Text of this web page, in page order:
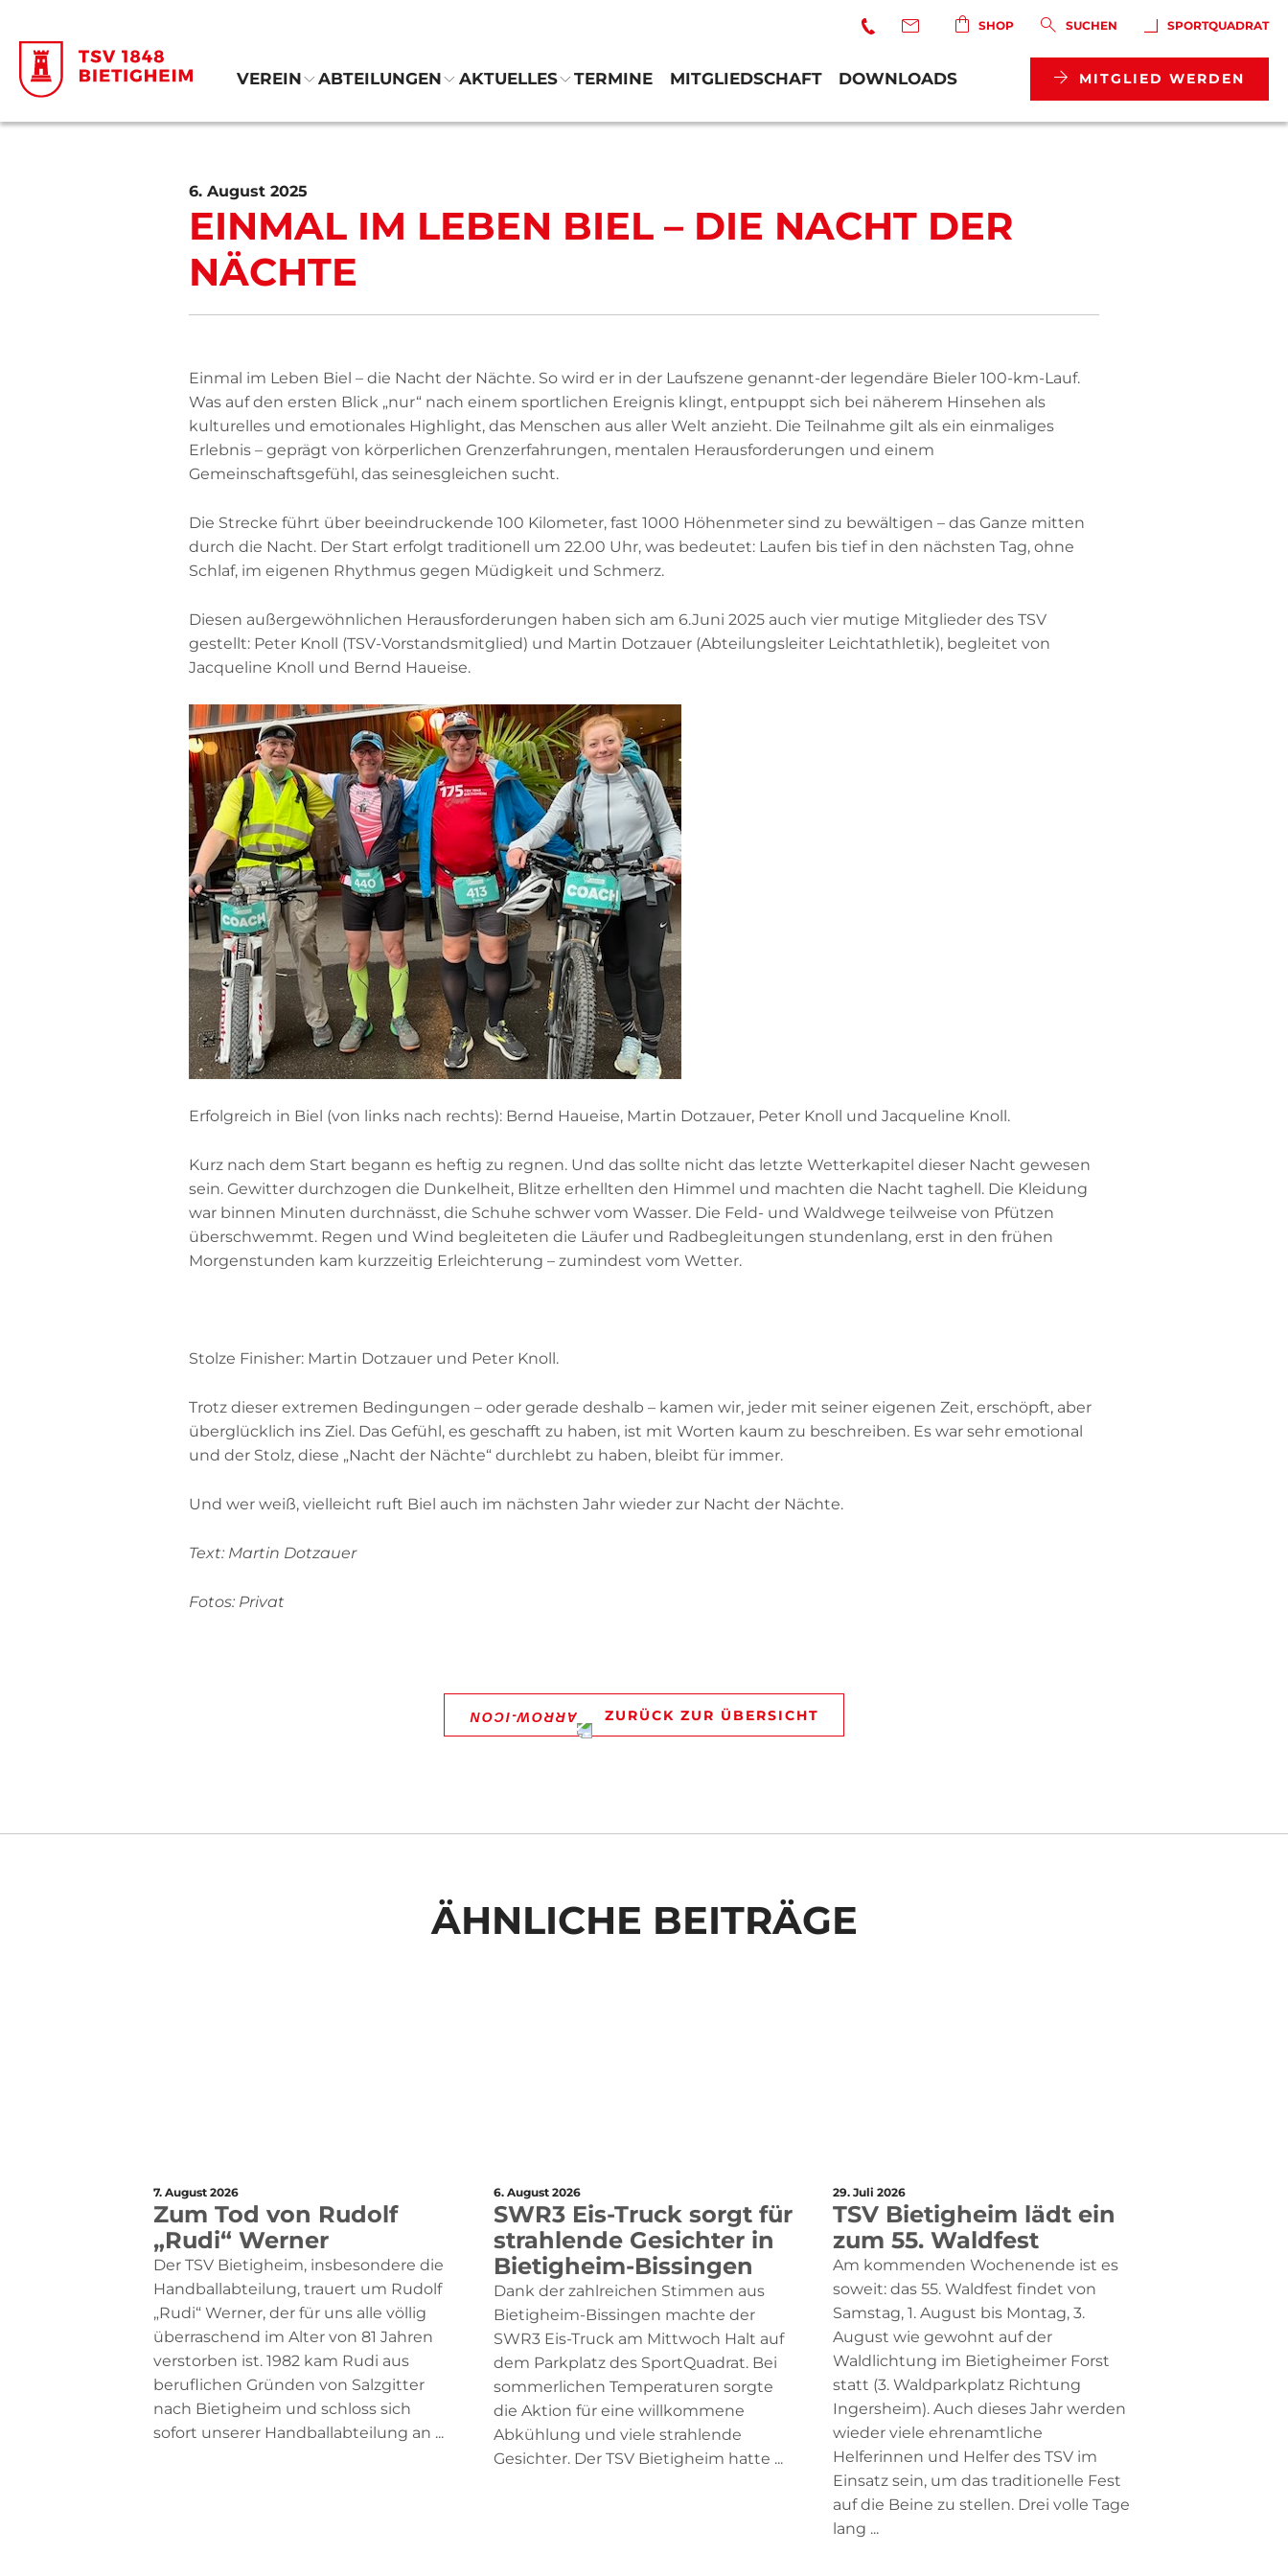
SHOP SUCHEN SPORTQUADRAT
VEREIN ABTEILUNGEN AKTUELLES TERMINE MITGLIEDSCHAFT DOWNLOADS MITGLIED WERDEN
Verein
Aktuelles
Downloads
07142 43561
INFO@TSVBIETIGHEIM.DE
SHOP
SUCHEN
6. August 2025
EINMAL IM LEBEN BIEL – DIE NACHT DER
NÄCHTE
Einmal im Leben Biel – die Nacht der Nächte. So wird er in der Laufszene genannt-der legendäre Bieler 100-km-Lauf.
Was auf den ersten Blick „nur“ nach einem sportlichen Ereignis klingt, entpuppt sich bei näherem Hinsehen als
kulturelles und emotionales Highlight, das Menschen aus aller Welt anzieht. Die Teilnahme gilt als ein einmaliges
Erlebnis – geprägt von körperlichen Grenzerfahrungen, mentalen Herausforderungen und einem
Gemeinschaftsgefühl, das seinesgleichen sucht.
Die Strecke führt über beeindruckende 100 Kilometer, fast 1000 Höhenmeter sind zu bewältigen – das Ganze mitten
durch die Nacht. Der Start erfolgt traditionell um 22.00 Uhr, was bedeutet: Laufen bis tief in den nächsten Tag, ohne
Schlaf, im eigenen Rhythmus gegen Müdigkeit und Schmerz.
Diesen außergewöhnlichen Herausforderungen haben sich am 6.Juni 2025 auch vier mutige Mitglieder des TSV
gestellt: Peter Knoll (TSV-Vorstandsmitglied) und Martin Dotzauer (Abteilungsleiter Leichtathletik), begleitet von
Jacqueline Knoll und Bernd Haueise.
Erfolgreich in Biel (von links nach rechts): Bernd Haueise, Martin Dotzauer, Peter Knoll und Jacqueline Knoll.
Kurz nach dem Start begann es heftig zu regnen. Und das sollte nicht das letzte Wetterkapitel dieser Nacht gewesen
sein. Gewitter durchzogen die Dunkelheit, Blitze erhellten den Himmel und machten die Nacht taghell. Die Kleidung
war binnen Minuten durchnässt, die Schuhe schwer vom Wasser. Die Feld- und Waldwege teilweise von Pfützen
überschwemmt. Regen und Wind begleiteten die Läufer und Radbegleitungen stundenlang, erst in den frühen
Morgenstunden kam kurzzeitig Erleichterung – zumindest vom Wetter.
Stolze Finisher: Martin Dotzauer und Peter Knoll.
Trotz dieser extremen Bedingungen – oder gerade deshalb – kamen wir, jeder mit seiner eigenen Zeit, erschöpft, aber
überglücklich ins Ziel. Das Gefühl, es geschafft zu haben, ist mit Worten kaum zu beschreiben. Es war sehr emotional
und der Stolz, diese „Nacht der Nächte“ durchlebt zu haben, bleibt für immer.
Und wer weiß, vielleicht ruft Biel auch im nächsten Jahr wieder zur Nacht der Nächte.
Text: Martin Dotzauer
Fotos: Privat
ZURÜCK ZUR ÜBERSICHT
ÄHNLICHE BEITRÄGE
7. August 2026
Zum Tod von Rudolf
„Rudi“ Werner
Der TSV Bietigheim, insbesondere die
Handballabteilung, trauert um Rudolf
„Rudi“ Werner, der für uns alle völlig
überraschend im Alter von 81 Jahren
verstorben ist. 1982 kam Rudi aus
beruflichen Gründen von Salzgitter
nach Bietigheim und schloss sich
sofort unserer Handballabteilung an ...
6. August 2026
SWR3 Eis-Truck sorgt für
strahlende Gesichter in
Bietigheim-Bissingen
Dank der zahlreichen Stimmen aus
Bietigheim-Bissingen machte der
SWR3 Eis-Truck am Mittwoch Halt auf
dem Parkplatz des SportQuadrat. Bei
sommerlichen Temperaturen sorgte
die Aktion für eine willkommene
Abkühlung und viele strahlende
Gesichter. Der TSV Bietigheim hatte ...
29. Juli 2026
TSV Bietigheim lädt ein
zum 55. Waldfest
Am kommenden Wochenende ist es
soweit: das 55. Waldfest findet von
Samstag, 1. August bis Montag, 3.
August wie gewohnt auf der
Waldlichtung im Bietigheimer Forst
statt (3. Waldparkplatz Richtung
Ingersheim). Auch dieses Jahr werden
wieder viele ehrenamtliche
Helferinnen und Helfer des TSV im
Einsatz sein, um das traditionelle Fest
auf die Beine zu stellen. Drei volle Tage
lang ...